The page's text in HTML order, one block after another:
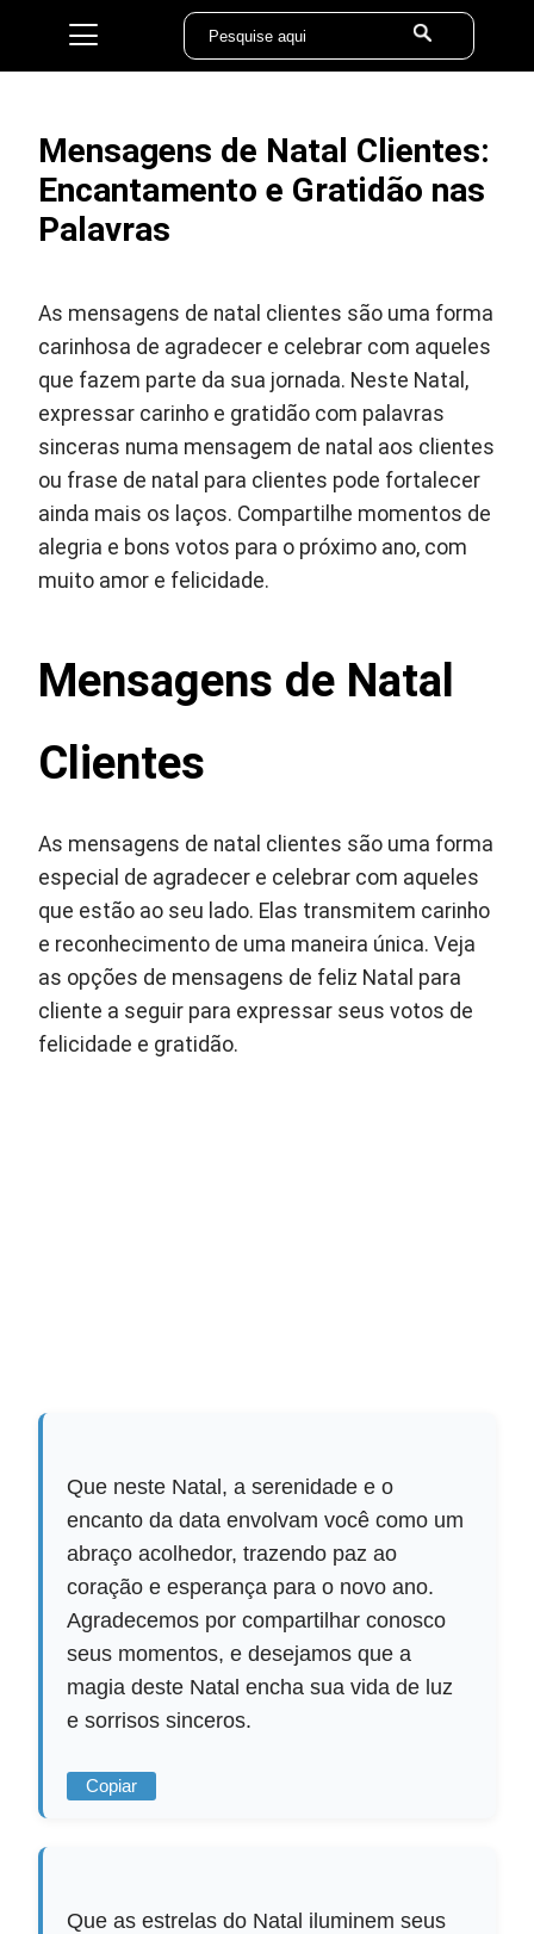
Mensagens de Natal Clientes:
Encantamento e Gratidão nas
Palavras
As mensagens de natal clientes são uma forma
carinhosa de agradecer e celebrar com aqueles
que fazem parte da sua jornada. Neste Natal,
expressar carinho e gratidão com palavras
sinceras numa mensagem de natal aos clientes
ou frase de natal para clientes pode fortalecer
ainda mais os laços. Compartilhe momentos de
alegria e bons votos para o próximo ano, com
muito amor e felicidade.
Mensagens de Natal
Clientes
As mensagens de natal clientes são uma forma
especial de agradecer e celebrar com aqueles
que estão ao seu lado. Elas transmitem carinho
e reconhecimento de uma maneira única. Veja
as opções de mensagens de feliz Natal para
cliente a seguir para expressar seus votos de
felicidade e gratidão.
Que neste Natal, a serenidade e o
encanto da data envolvam você como um
abraço acolhedor, trazendo paz ao
coração e esperança para o novo ano.
Agradecemos por compartilhar conosco
seus momentos, e desejamos que a
magia deste Natal encha sua vida de luz
e sorrisos sinceros.
Copiar
Que as estrelas do Natal iluminem seus